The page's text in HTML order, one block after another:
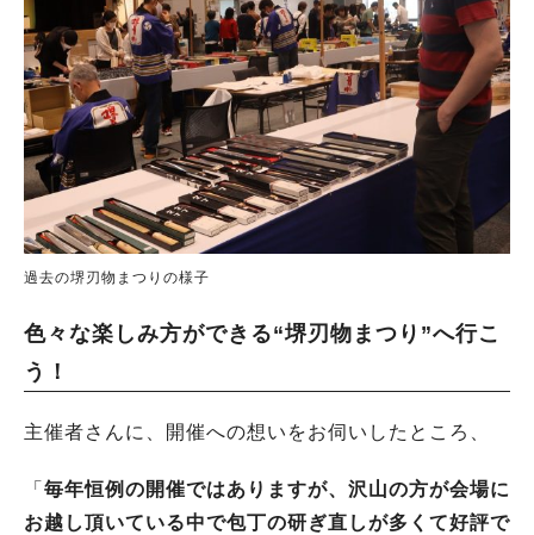
過去の堺刃物まつりの様子
色々な楽しみ方ができる“堺刃物まつり”へ行こ
う！
主催者さんに、開催への想いをお伺いしたところ、
「 毎年恒例の開催ではありますが、沢山の方が会場に
お越し頂いている中で包丁の研ぎ直しが多くて好評で